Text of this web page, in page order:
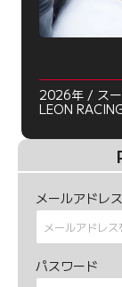
2026年 / ス
LEON
メールアドレス
パスワード